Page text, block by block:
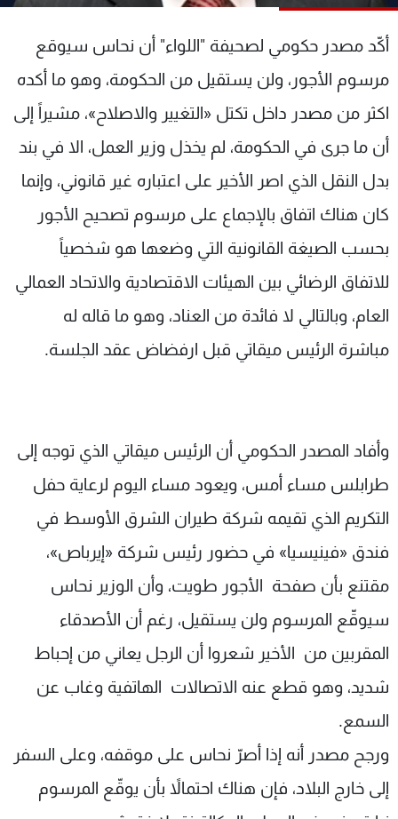
أكّد مصدر حكومي لصحيفة "اللواء" أن نحاس سيوقع
مرسوم الأجور، ولن يستقيل من الحكومة، وهو ما أكده
اكثر من مصدر داخل تكتل «التغيير والاصلاح»، مشيراً إلى
أن ما جرى في الحكومة، لم يخذل وزير العمل، الا في بند
بدل النقل الذي اصر الأخير على اعتباره غير قانوني، وإنما
كان هناك اتفاق بالإجماع على مرسوم تصحيح الأجور
بحسب الصيغة القانونية التي وضعها هو شخصياً
للاتفاق الرضائي بين الهيئات الاقتصادية والاتحاد العمالي
العام، وبالتالي لا فائدة من العناد، وهو ما قاله له
مباشرة الرئيس ميقاتي قبل ارفضاض عقد الجلسة.
وأفاد المصدر الحكومي أن الرئيس ميقاتي الذي توجه إلى
طرابلس مساء أمس، ويعود مساء اليوم لرعاية حفل
التكريم الذي تقيمه شركة طيران الشرق الأوسط في
فندق «فينيسيا» في حضور رئيس شركة «إيرباص»،
مقتنع بأن صفحة الأجور طويت، وأن الوزير نحاس
سيوقّع المرسوم ولن يستقيل، رغم أن الأصدقاء
المقربين من الأخير شعروا أن الرجل يعاني من إحباط
شديد، وهو قطع عنه الاتصالات الهاتفية وغاب عن
السمع.
ورجح مصدر أنه إذا أصرّ نحاس على موقفه، وعلى السفر
إلى خارج البلاد، فإن هناك احتمالاً بأن يوقّع المرسوم
الترددات
الإنـتـاج
لاعلاناتكم
تواصل معنا
شروط الإسـتخدام
سياسة الخصوصية